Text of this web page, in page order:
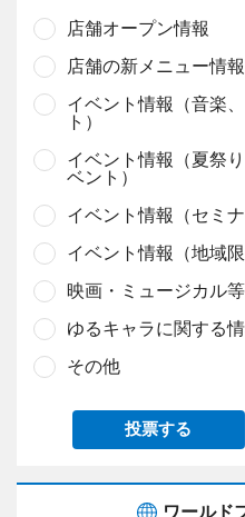
店舗オープン情報
店舗の新メニュー情報
イベント情報（音楽
ト）
イベント情報（夏祭
ベント）
イベント情報（セミ
イベント情報（地域
映画・ミュージカル
ゆるキャラに関する
その他
投票する
ワールド